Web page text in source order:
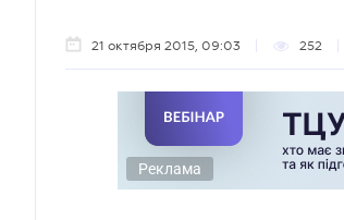
21 октября 2015, 09:03 252
Реклама